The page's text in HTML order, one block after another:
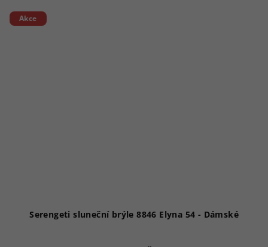
Akce
Serengeti sluneční brýle 8846 Elyna 54 - Dámské